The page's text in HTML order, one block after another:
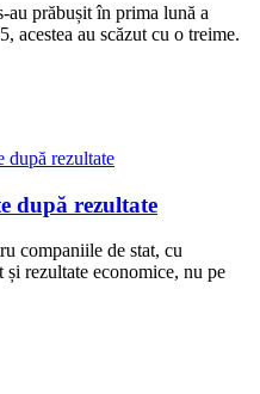
au prăbușit în prima lună a
acestea au scăzut cu o treime.
după rezultate
companiile de stat, cu
rezultate economice, nu pe